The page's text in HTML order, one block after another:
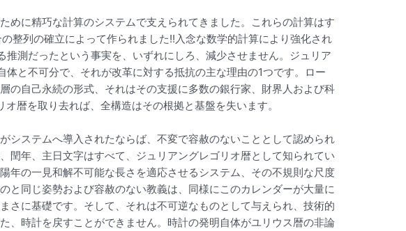
に精巧な計算のシステムで支えられてきました。これらの計算はす
列の確立によって作られました!!入念な数学的計算により強化され
測だったという事実を、いずれにしろ、減少させません。ジュリア
と不可分で、それが改革に対する抵抗の主な理由の1つです。ロー
の自己永続の形式、それはその支援に多数の銀行家、財界人および科
暦を取り去れば、全構造はその根拠と基盤を失います。
システムへ導入されたならば、不変で容赦のないこととして認められ
閏年、主日文字はすべて、ジュリアングレゴリオ暦として知られてい
年の一見和解不可能な長さを適応させるシステム、その不規則な尺度
と同じ姿勢および容赦のない教義は、同様にこのカレンダーが大量に
さに基礎です。そして、それは不可逆なものとして与えられ、技術的
、時計を戻すことができません。時計の発明自体がユリウス暦の非論